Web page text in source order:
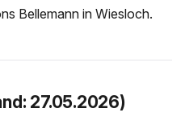
Bellemann in Wiesloch.
27.05.2026)